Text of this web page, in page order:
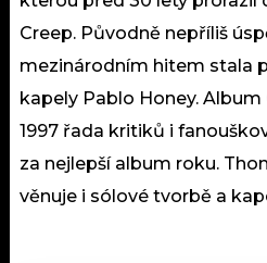
Creep. Původně nepříliš
mezinárodním hitem stala
kapely Pablo Honey.
1997 řada kritiků i
za nejlepší album roku.
věnuje i sólové tvorbě a